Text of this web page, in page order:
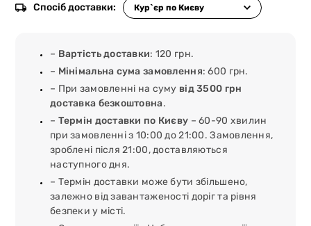
Спосіб доставки:
– Вартість доставки: 120 грн.
– Мінімальна сума замовлення: 600 грн.
– При замовленні на суму від 3500 грн
доставка безкоштовна.
– Термін доставки по Києву – 60-90 хвилин
при замовленні з 10:00 до 21:00. Замовлення,
зроблені після 21:00, доставляються
наступного дня.
– Термін доставки може бути збільшено,
залежно від завантаженості доріг та рівня
безпеки у місті.